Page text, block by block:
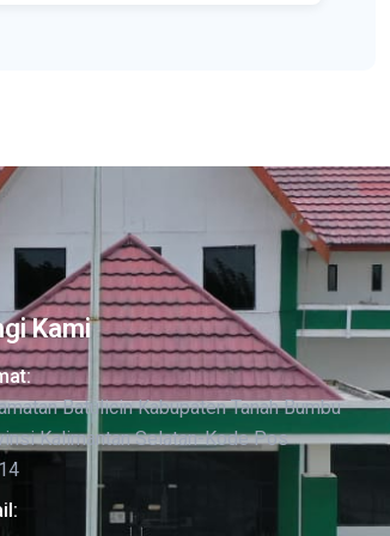
Kami
Batulicin Kabupaten Tanah Bumbu
Kalimantan Selatan-Kode Pos